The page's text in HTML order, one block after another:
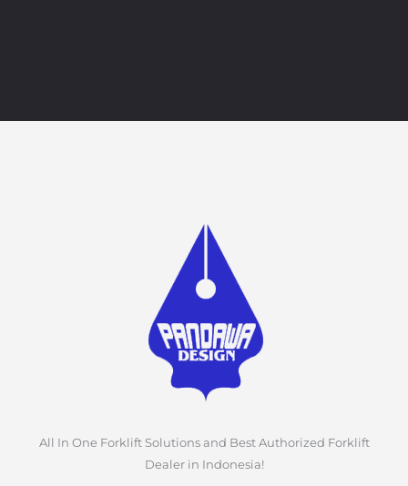
All In One Forklift Solutions and Best Authorized Forklift
Dealer in Indonesia!